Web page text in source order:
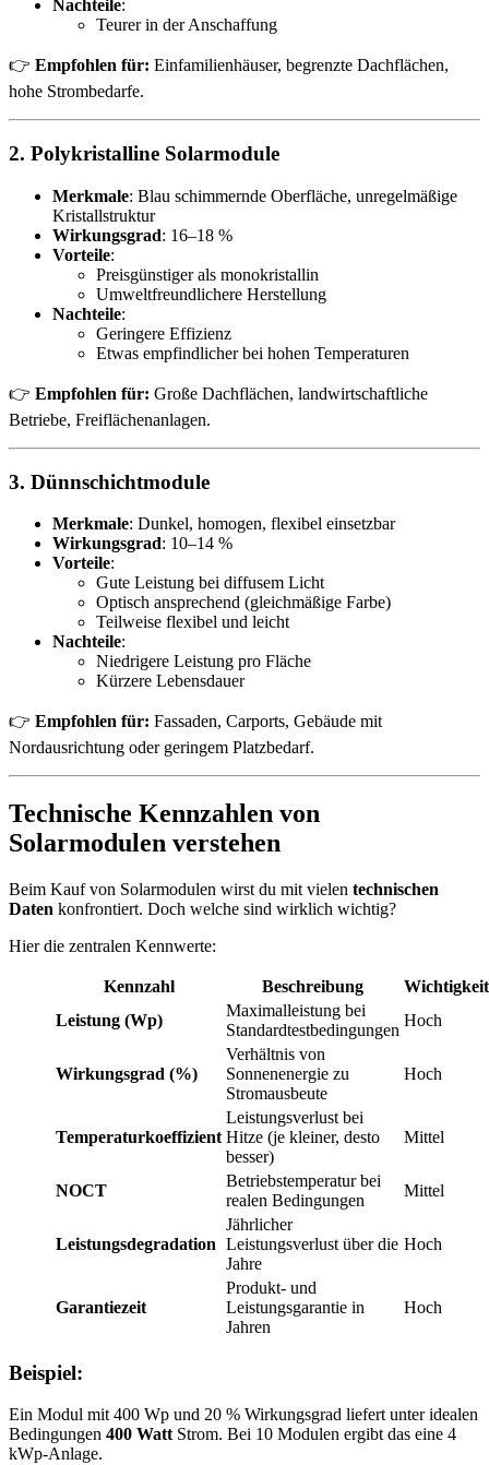
Nachteile:
Teurer in der Anschaffung
👉 Empfohlen für: Einfamilienhäuser, begrenzte Dachflächen,
hohe Strombedarfe.
2. Polykristalline Solarmodule
Merkmale: Blau schimmernde Oberfläche, unregelmäßige
Kristallstruktur
Wirkungsgrad: 16–18 %
Vorteile:
Preisgünstiger als monokristallin
Umweltfreundlichere Herstellung
Nachteile:
Geringere Effizienz
Etwas empfindlicher bei hohen Temperaturen
👉 Empfohlen für: Große Dachflächen, landwirtschaftliche
Betriebe, Freiflächenanlagen.
3. Dünnschichtmodule
Merkmale: Dunkel, homogen, flexibel einsetzbar
Wirkungsgrad: 10–14 %
Vorteile:
Gute Leistung bei diffusem Licht
Optisch ansprechend (gleichmäßige Farbe)
Teilweise flexibel und leicht
Nachteile:
Niedrigere Leistung pro Fläche
Kürzere Lebensdauer
👉 Empfohlen für: Fassaden, Carports, Gebäude mit
Nordausrichtung oder geringem Platzbedarf.
Technische Kennzahlen von
Solarmodulen verstehen
Beim Kauf von Solarmodulen wirst du mit vielen technischen
Daten konfrontiert. Doch welche sind wirklich wichtig?
Hier die zentralen Kennwerte:
Kennzahl Beschreibung
Wichtigkeit
Leistung (Wp)
Maximalleistung bei
Standardtestbedingungen
Hoch
Wirkungsgrad (%)
Verhältnis von
Sonnenenergie zu
Stromausbeute
Hoch
Temperaturkoeffizient
Leistungsverlust bei
Hitze (je kleiner, desto
besser)
Mittel
NOCT
Betriebstemperatur bei
realen Bedingungen
Mittel
Leistungsdegradation
Jährlicher
Leistungsverlust über die
Jahre
Hoch
Garantiezeit
Produkt- und
Leistungsgarantie in
Jahren
Hoch
Beispiel:
Ein Modul mit 400 Wp und 20 % Wirkungsgrad liefert unter idealen
Bedingungen 400 WattStrom. Bei 10 Modulen ergibt das eine 4
kWp-Anlage.